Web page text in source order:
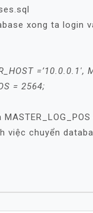
xong ta login
=’10.0.0.1′,
= 2564;
việc chuyển